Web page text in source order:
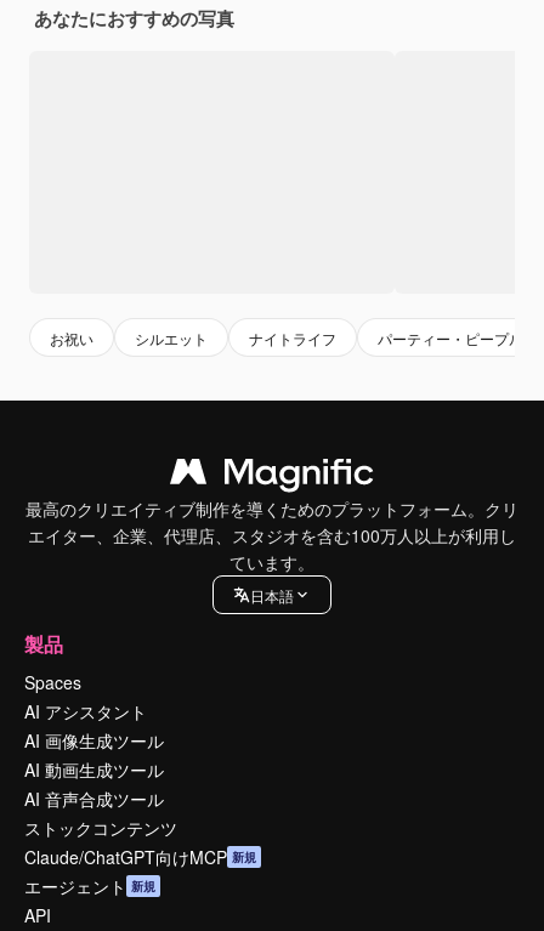
あなたにおすすめの写真
お祝い シルエット ナイトライフ パーティー・ピープル
最高のクリエイティブ制作を導くためのプラットフォーム。クリ
エイター、企業、代理店、スタジオを含む100万人以上が利用し
ています。
日本語
製品
Spaces
AI アシスタント
AI 画像生成ツール
AI 動画生成ツール
AI 音声合成ツール
ストックコンテンツ
Claude/ChatGPT向けMCP 新規
エージェント 新規
API